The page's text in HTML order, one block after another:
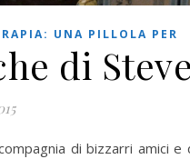
UNA PILLOLA PER
di
di bizzarri amici e